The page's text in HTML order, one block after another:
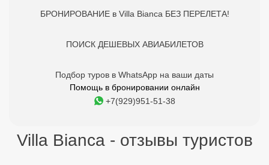
БРОНИРОВАНИЕ в Villa Bianca БЕЗ ПЕРЕЛЕТА!
ПОИСК ДЕШЕВЫХ АВИАБИЛЕТОВ
Подбор туров в WhatsApp на ваши даты
Помощь в бронировании онлайн
+7(929)951-51-38
Villa Bianca - отзывы туристов
Сетевые отели Маврикия